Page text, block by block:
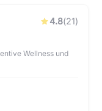
4.8(21)
Wellness und